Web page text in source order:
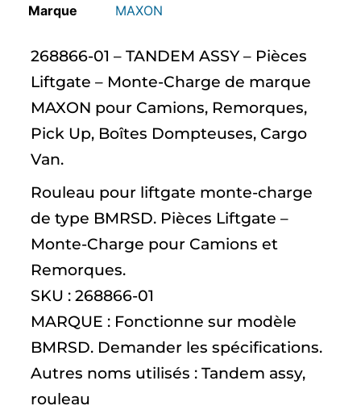
MAXON
268866-01 – TANDEM ASSY – Pièces
Liftgate – Monte-Charge de marque
MAXON pour Camions, Remorques,
Pick Up, Boîtes Dompteuses, Cargo
Van.
Rouleau pour liftgate monte-charge
de type BMRSD. Pièces Liftgate –
Monte-Charge pour Camions et
Remorques.
SKU : 268866-01
MARQUE : Fonctionne sur modèle
BMRSD. Demander les spécifications.
Autres noms utilisés : Tandem assy,
rouleau